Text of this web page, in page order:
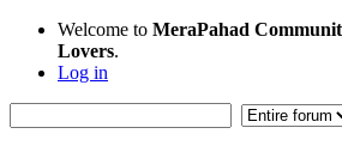
Welcome to MeraPahad
Lovers.
Log in